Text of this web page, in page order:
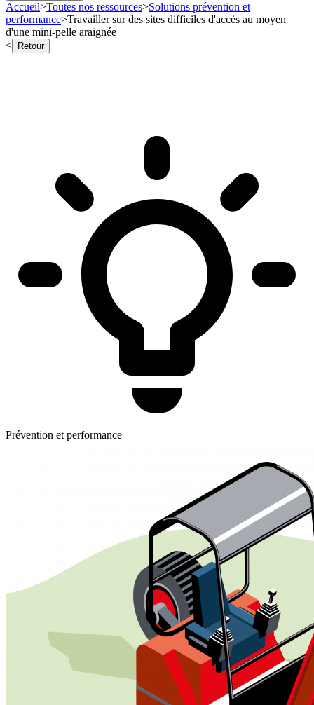
Accueil>Toutes nos ressources>Solutions prévention et
performance>Travailler sur des sites difficiles d'accès au moyen
d'une mini-pelle araignée
<
Retour
Prévention et performance